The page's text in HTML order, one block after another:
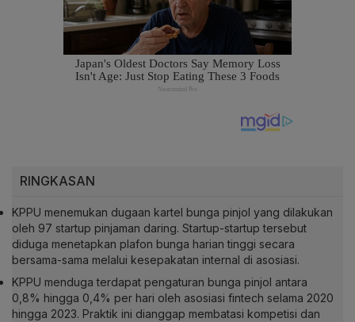
RINGKASAN
KPPU menemukan dugaan kartel bunga pinjol yang dilakukan
oleh 97 startup pinjaman daring. Startup-startup tersebut
diduga menetapkan plafon bunga harian tinggi secara
bersama-sama melalui kesepakatan internal di asosiasi.
KPPU menduga terdapat pengaturan bunga pinjol antara
0,8% hingga 0,4% per hari oleh asosiasi fintech selama 2020
hingga 2023. Praktik ini dianggap membatasi kompetisi dan